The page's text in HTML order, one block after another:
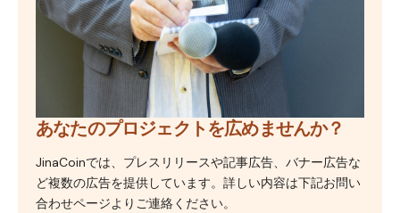
あなたのプロジェクトを広めませんか？
JinaCoinでは、プレスリリースや記事広告、バナー広告な
ど複数の広告を提供しています。詳しい内容は下記お問い
合わせページよりご連絡ください。